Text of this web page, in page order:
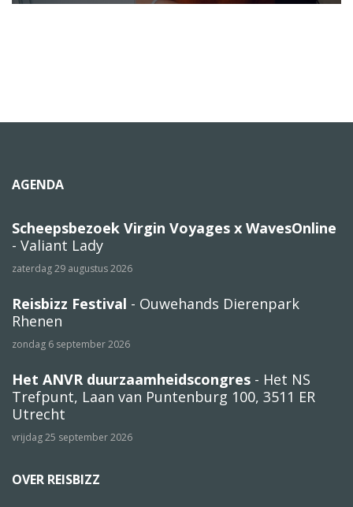
AGENDA
Scheepsbezoek Virgin Voyages x WavesOnline
- Valiant Lady
zaterdag 29 augustus 2026
Reisbizz Festival - Ouwehands Dierenpark
Rhenen
zondag 6 september 2026
Het ANVR duurzaamheidscongres - Het NS
Trefpunt, Laan van Puntenburg 100, 3511 ER
Utrecht
vrijdag 25 september 2026
OVER REISBIZZ